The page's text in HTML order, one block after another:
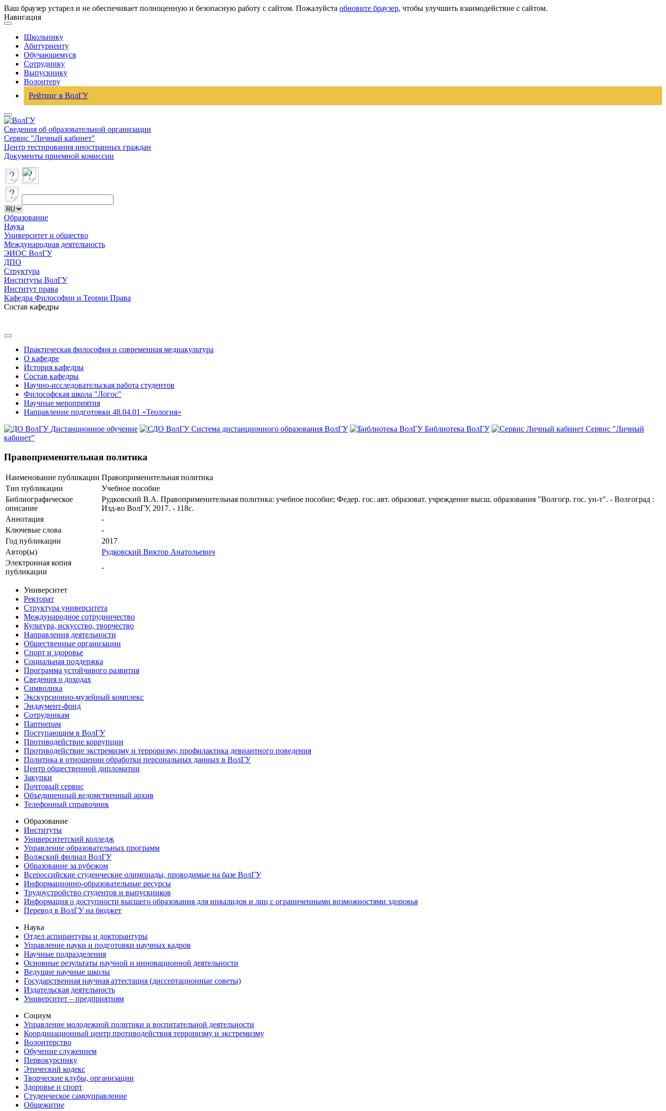
Ваш браузер устарел и не обеспечивает полноценную и безопасную работу с сайтом. Пожалуйста обновите браузер, чтобы улучшить взаимодействие с сайтом.
Навигация
Школьнику
Абитуриенту
Обучающемуся
Сотруднику
Выпускнику
Волонтеру
Рейтинг в ВолГУ
Сведения об образовательной организации
Сервис "Личный кабинет"
Центр тестирования иностранных граждан
Документы приемной комиссии
Образование
Наука
Университет и общество
Международная деятельность
ЭИОС ВолГУ
ДПО
Структура
Институты ВолГУ
Институт права
Кафедра Философии и Теории Права
Состав кафедры
Практическая философия и современная медиакультура
О кафедре
История кафедры
Состав кафедры
Научно-исследовательская работа студентов
Философская школа "Логос"
Научные мероприятия
Направление подготовки 48.04.01 «Теология»
Дистанционное обучение
Система дистанционного образования ВолГУ Библиотека ВолГУ
Сервис "Личный
кабинет"
Правоприменительная политика
Наименование публикации Правоприменительная политика
Тип публикации
Учебное пособие
Библиографическое
описание
Рудковский В.А. Правоприменительная политика: учебное пособие; Федер. гос. авт. образоват. учреждение высш. образования "Волгогр. гос. ун-т". - Волгоград :
Изд-во ВолГУ, 2017. - 118с.
Аннотация
-
Ключевые cлова
-
Год публикации
2017
Автор(ы)
Рудковский Виктор Анатольевич
Электронная копия
публикации
-
Университет
Ректорат
Структура университета
Международное сотрудничество
Культура, искусство, творчество
Направления деятельности
Общественные организации
Спорт и здоровье
Социальная поддержка
Программа устойчивого развития
Сведения о доходах
Символика
Экскурсионно-музейный комплекс
Эндаумент-фонд
Сотрудникам
Партнерам
Поступающим в ВолГУ
Противодействие коррупции
Противодействие экстремизму и терроризму, профилактика девиантного поведения
Политика в отношении обработки персональных данных в ВолГУ
Центр общественной дипломатии
Закупки
Почтовый сервис
Объединенный ведомственный архив
Телефонный справочник
Образование
Институты
Университетский колледж
Управление образовательных программ
Волжский филиал ВолГУ
Образование за рубежом
Всероссийские студенческие олимпиады, проводимые на базе ВолГУ
Информационно-образовательные ресурсы
Трудоустройство студентов и выпускников
Информация о доступности высшего образования для инвалидов и лиц с ограниченными возможностями здоровья
Перевод в ВолГУ на бюджет
Наука
Отдел аспирантуры и докторантуры
Управление науки и подготовки научных кадров
Научные подразделения
Основные результаты научной и инновационной деятельности
Ведущие научные школы
Государственная научная аттестация (диссертационные советы)
Издательская деятельность
Университет – предприятиям
Социум
Управление молодежной политики и воспитательной деятельности
Координационный центр противодействия терроризму и экстремизму
Волонтерство
Обучение служением
Первокурснику
Этический кодекс
Творческие клубы, организации
Здоровье и спорт
Студенческое самоуправление
Общежитие